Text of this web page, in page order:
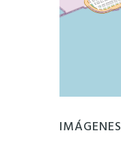
IMÁGENES